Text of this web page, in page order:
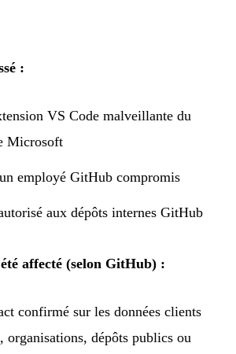
:
VS Code malveillante du
Microsoft
employé GitHub compromis
aux dépôts internes GitHub
affecté (selon GitHub) :
confirmé sur les données clients
organisations, dépôts publics ou